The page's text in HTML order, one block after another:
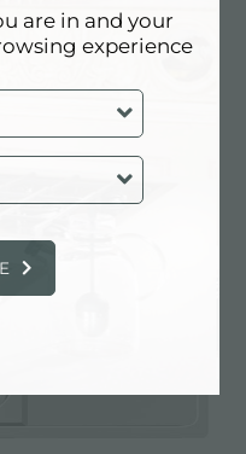
are in and your
experience